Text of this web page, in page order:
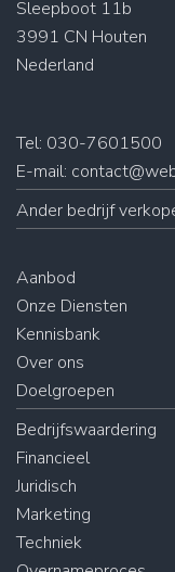
Sleepboot 11b
3991 CN Houten
Nederland
Tel: 030-7601500
E-mail:
Ander bedrijf
Aanbod
Onze Diensten
Kennisbank
Over ons
Doelgroepen
Bedrijfswaardering
Financieel
Juridisch
Marketing
Techniek